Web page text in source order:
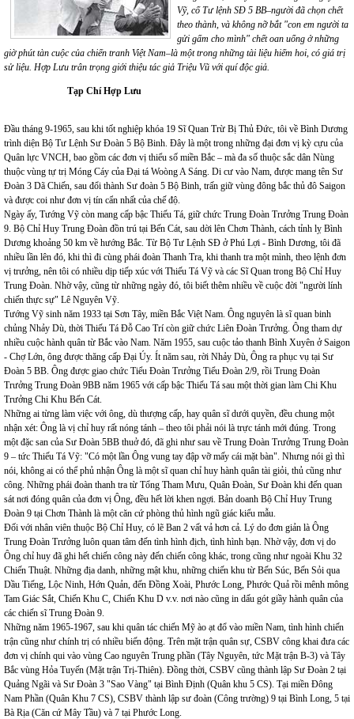
Vỹ, cố Tư lệnh SĐ 5 BB–người đã chọn chết
theo thành, và không nỡ bắt "con em người ta
gửi gấm cho mình" chết oan uổng ở những
giờ phút tàn cuộc của chiến tranh Việt Nam–là một trong những tài liệu hiếm hoi, có giá trị
sử liệu. Hợp Lưu trân trọng giới thiệu tác giả Triệu Vũ với quí độc giả.
Tạp Chí Hợp Lưu
Đầu tháng 9-1965, sau khi tốt nghiệp khóa 19 Sĩ Quan Trừ Bị Thủ Đức, tôi về Bình Dương
trình diện Bộ Tư Lệnh Sư Đoàn 5 Bộ Binh. Đây là một trong những đại đơn vị kỳ cựu của
Quân lực VNCH, bao gồm các đơn vị thiểu số miền Bắc – mà đa số thuộc sắc dân Nùng
thuộc vùng tự trị Móng Cáy của Đại tá Woòng A Sáng. Di cư vào Nam, được mang tên Sư
Đoàn 3 Dã Chiến, sau đổi thành Sư đoàn 5 Bộ Binh, trấn giữ vùng đông bắc thủ đô Saigon
và được coi như đơn vị tín cẩn nhất của chế độ.
Ngày ấy, Tướng Vỹ còn mang cấp bậc Thiếu Tá, giữ chức Trung Đoàn Trưởng Trung Đoàn
9. Bộ Chỉ Huy Trung Đoàn đồn trú tại Bến Cát, sau dời lên Chơn Thành, cách tỉnh lỵ Bình
Dương khoảng 50 km về hướng Bắc. Từ Bộ Tư Lệnh SĐ ở Phú Lợi - Bình Dương, tôi đã
nhiều lần lên đó, khi thì đi cùng phái đoàn Thanh Tra, khi thanh tra một mình, theo lệnh đơn
vị trưởng, nên tôi có nhiều dịp tiếp xúc với Thiếu Tá Vỹ và các Sĩ Quan trong Bộ Chỉ Huy
Trung Đoàn. Nhờ vậy, cũng từ những ngày đó, tôi biết thêm nhiều về cuộc đời "người lính
chiến thực sự" Lê Nguyên Vỹ.
Tướng Vỹ sinh năm 1933 tại Sơn Tây, miền Bắc Việt Nam. Ông nguyên là sĩ quan binh
chủng Nhảy Dù, thời Thiếu Tá Đỗ Cao Trí còn giữ chức Liên Đoàn Trưởng. Ông tham dự
nhiều cuộc hành quân từ Bắc vào Nam. Năm 1955, sau cuộc tảo thanh Bình Xuyên ở Saigon
- Chợ Lớn, ông được thăng cấp Đại Úy. Ít năm sau, rời Nhảy Dù, Ông ra phục vụ tại Sư
Đoàn 5 BB. Ông được giao chức Tiểu Đoàn Trưởng Tiểu Đoàn 2/9, rồi Trung Đoàn
Trưởng Trung Đoàn 9BB năm 1965 với cấp bậc Thiếu Tá sau một thời gian làm Chi Khu
Trưởng Chi Khu Bến Cát.
Những ai từng làm việc với ông, dù thượng cấp, hay quân sĩ dưới quyền, đều chung một
nhận xét: Ông là vị chỉ huy rất nóng tánh – theo tôi phải nói là trực tánh mới đúng. Trong
một đặc san của Sư Đoàn 5BB thuở đó, đã ghi như sau về Trung Đoàn Trưởng Trung Đoàn
9 – tức Thiếu Tá Vỹ: "Có một lần Ông vung tay đập vỡ mấy cái mặt bàn". Nhưng nói gì thì
nói, không ai có thể phủ nhận Ông là một sĩ quan chỉ huy hành quân tài giỏi, thủ cũng như
công. Những phái đoàn thanh tra từ Tổng Tham Mưu, Quân Đoàn, Sư Đoàn khi đến quan
sát nơi đóng quân của đơn vị Ông, đều hết lời khen ngợi. Bản doanh Bộ Chỉ Huy Trung
Đoàn 9 tại Chơn Thành là một căn cứ phòng thủ hình ngũ giác kiểu mẫu.
Đối với nhân viên thuộc Bộ Chỉ Huy, có lẽ Ban 2 vất vả hơn cả. Lý do đơn giản là Ông
Trung Đoàn Trưởng luôn quan tâm đến tình hình địch, tình hình bạn. Nhờ vậy, đơn vị do
Ông chỉ huy đã ghi hết chiến công này đến chiến công khác, trong cũng như ngoài Khu 32
Chiến Thuật. Những địa danh, những mật khu, những chiến khu từ Bến Súc, Bến Sỏi qua
Dầu Tiếng, Lộc Ninh, Hớn Quản, đến Đồng Xoài, Phước Long, Phước Quả rồi mênh mông
Tam Giác Sắt, Chiến Khu C, Chiến Khu D v.v. nơi nào cũng in dấu gót giầy hành quân của
các chiến sĩ Trung Đoàn 9.
Những năm 1965-1967, sau khi quân tác chiến Mỹ ào ạt đổ vào miền Nam, tình hình chiến
trận cũng như chính trị có nhiều biến động. Trên mặt trận quân sự, CSBV công khai đưa các
đơn vị chính qui vào vùng Cao nguyên Trung phần (Tây Nguyên, tức Mặt trận B-3) và Tây
Bắc vùng Hỏa Tuyến (Mặt trận Trị-Thiên). Đồng thời, CSBV cũng thành lập Sư Đoàn 2 tại
Quảng Ngãi và Sư Đoàn 3 "Sao Vàng" tại Bình Định (Quân khu 5 CS). Tại miền Đông
Nam Phần (Quân Khu 7 CS), CSBV thành lập sư đoàn (Công trường) 9 tại Bình Long, 5 tại
Bà Rịa (Căn cứ Mây Tầu) và 7 tại Phước Long.